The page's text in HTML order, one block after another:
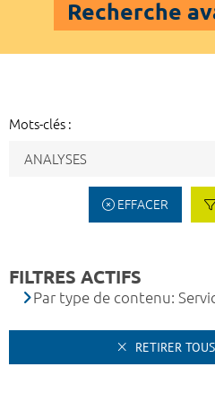
Recherche
Mots-clés :
EFFACER
FILTRES ACTIFS
Par type de contenu:
RETIRER